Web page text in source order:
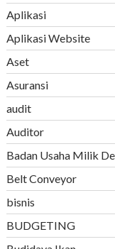
Aplikasi
Aplikasi Website
Aset
Asuransi
audit
Auditor
Badan Usaha Milik
Belt Conveyor
bisnis
BUDGETING